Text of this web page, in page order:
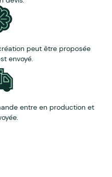
peut être proposée
envoyé.
entre en production et